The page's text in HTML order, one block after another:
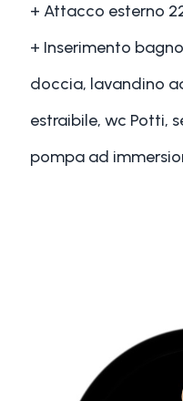
+ Attacco esterno
+ Inserimento
doccia, lavandino
estraibile, wc Potti,
pompa ad